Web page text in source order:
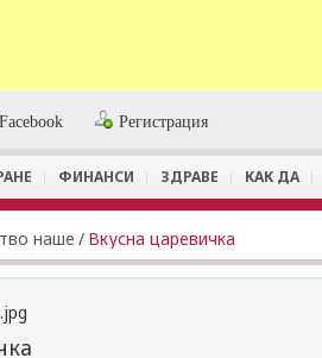
Регистрация
ФИНАНСИ ЗДРАВЕ КАК ДА
наше / Вкусна царевичка